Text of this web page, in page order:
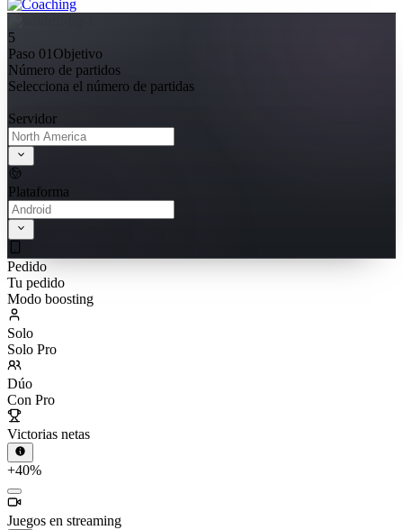
5
Paso 01 Objetivo
Número de partidos
Selecciona el número de partidas
Servidor
Plataforma
Pedido
Tu pedido
Modo boosting
Solo
Solo Pro
Dúo
Con Pro
Victorias netas
+40%
Juegos en streaming